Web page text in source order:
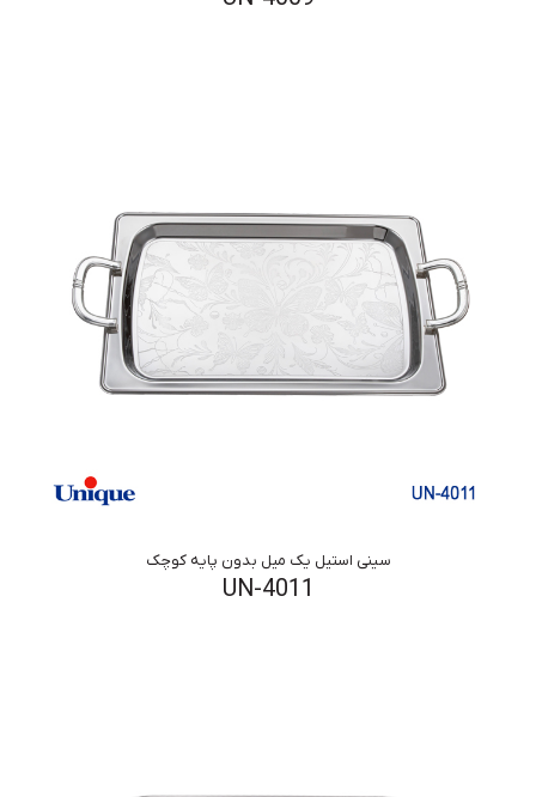
سینی استیل یک میل بدون پایه کوچک
UN-4011